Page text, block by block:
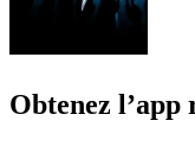
Obtenez